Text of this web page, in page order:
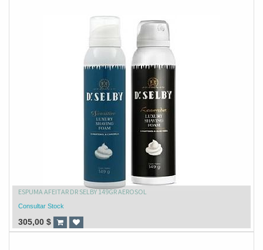
ESPUMA AFEITAR DR SELBY 149GR AEROSOL
Consultar Stock
305,00 $